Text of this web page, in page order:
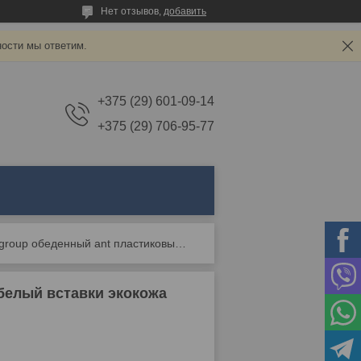
Нет отзывов, добавить
мы ответим.
+375 (29) 601-09-14
+375 (29) 706-95-77
вставки экокожа